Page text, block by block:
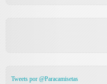
Tweets por @Paracamisetas